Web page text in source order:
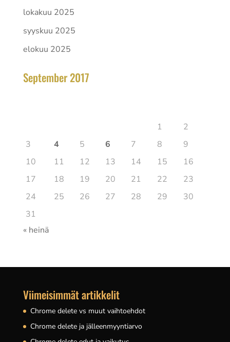
lokakuu 2025
syyskuu 2025
elokuu 2025
September 2017
1
2
3
4 5 6 7 8
9
10
11 12 13 14 15
16
17
18 19 20 21 22
23
24
25 26 27 28 29
30
31
« heinä
Viimeisimmät artikkelit
Chrome delete vs muut vaihtoehdot
Chrome delete ja jälleenmyyntiarvo